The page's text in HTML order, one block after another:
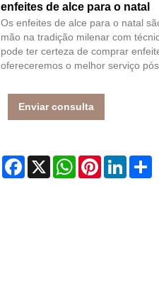
enfeites de alce para o natal
Os enfeites de alce para o natal
mão na tradição milenar com
pode ter certeza de comprar
ofereceremos o melhor serviço
Enviar consulta
Facebook
X WhatsAppPinterestLinkedIn